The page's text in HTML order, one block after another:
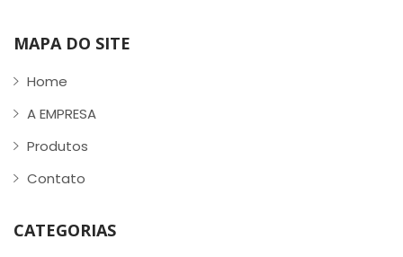
MAPA DO SITE
Home
A EMPRESA
Produtos
Contato
CATEGORIAS